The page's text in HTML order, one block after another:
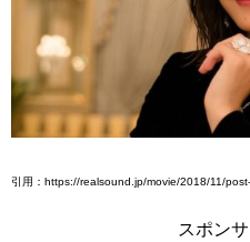
引用：https://realsound.jp/movie/2018/11/
スポン